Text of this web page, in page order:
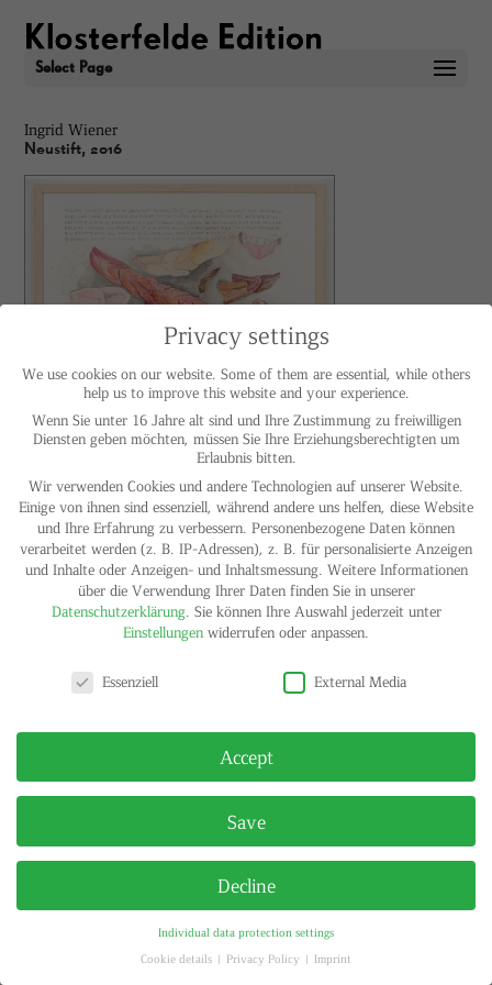
Select Page
Ingrid Wiener
Neustift, 2016
Neustift, 2016
Drawing on paper
Watercolour, pencil and ink-pen on paper
14,8 x 21 cm
Signed
Unique from a series
Contact gallery
IMPRINT
PRIVACY POLICY
Privacy settings
We use cookies on our website. Some of them are essential, while others
help us to improve this website and your experience.
Wenn Sie unter 16 Jahre alt sind und Ihre Zustimmung zu freiwilligen
Diensten geben möchten, müssen Sie Ihre Erziehungsberechtigten um
Erlaubnis bitten.
Wir verwenden Cookies und andere Technologien auf unserer Website.
Einige von ihnen sind essenziell, während andere uns helfen, diese Website
und Ihre Erfahrung zu verbessern. Personenbezogene Daten können
verarbeitet werden (z. B. IP-Adressen), z. B. für personalisierte Anzeigen
und Inhalte oder Anzeigen- und Inhaltsmessung. Weitere Informationen
über die Verwendung Ihrer Daten finden Sie in unserer
Datenschutzerklärung. Sie können Ihre Auswahl jederzeit unter
Einstellungen widerrufen oder anpassen.
Essenziell
External Media
Accept
Save
Decline
Individual data protection settings
Cookie details
Privacy Policy Imprint